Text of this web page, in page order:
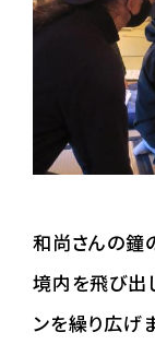
和尚さんの鐘
境内を飛び出
ンを繰り広げ